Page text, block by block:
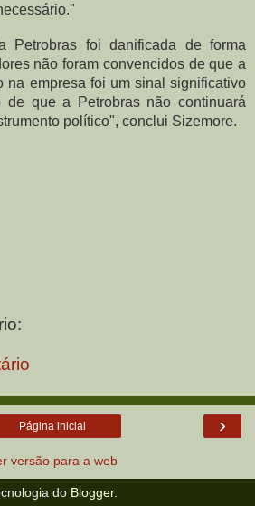
Petrobras foi danificada de forma
não foram convencidos de que a
na empresa foi um sinal significativo
de que a Petrobras não continuará
político", conclui Sizemore.
›
Página inicial
versão para a web
do Blogger.